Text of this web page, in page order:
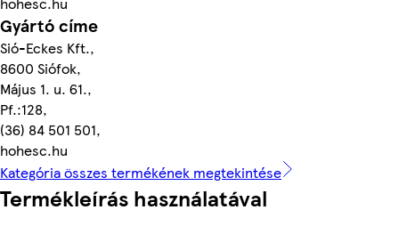
Gyártó címe
Sió-Eckes Kft.,
8600 Siófok,
Május 1. u. 61.,
Pf.:128,
(36) 84 501 501,
hohesc.hu
Kategória összes termékének megtekintése
Termékleírás használatával